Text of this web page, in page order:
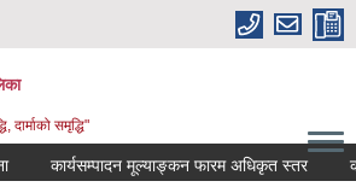
दार्माको समृद्धि"
कार्यसम्पादन मूल्याङ्कन फारम अधिकृत स्तर